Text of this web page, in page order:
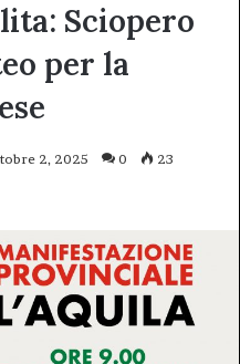
Sciopero
per la
2, 2025 0 23